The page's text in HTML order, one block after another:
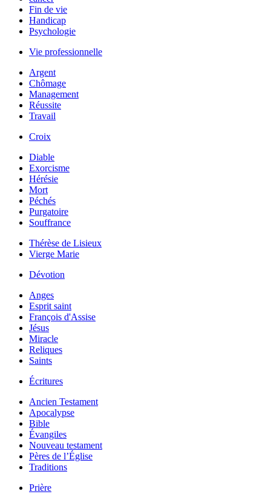
Fin de vie
Handicap
Psychologie
Vie professionnelle
Argent
Chômage
Management
Réussite
Travail
Croix
Diable
Exorcisme
Hérésie
Mort
Péchés
Purgatoire
Souffrance
Thérèse de Lisieux
Vierge Marie
Dévotion
Anges
Esprit saint
François d'Assise
Jésus
Miracle
Reliques
Saints
Écritures
Ancien Testament
Apocalypse
Bible
Évangiles
Nouveau testament
Pères de l’Église
Traditions
Prière